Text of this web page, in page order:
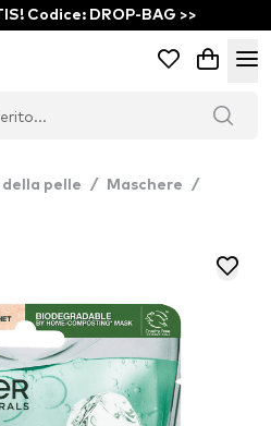
Codice: DROP-BAG >>
della pelle / Maschere
/